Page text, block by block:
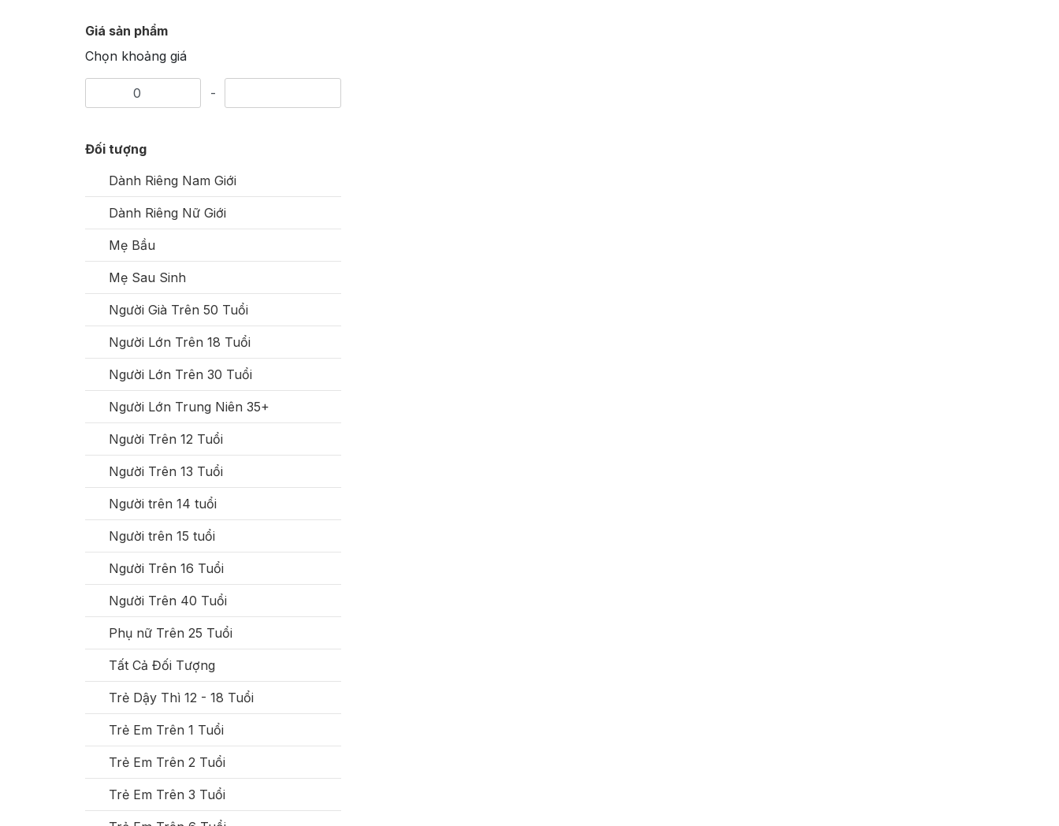
Giá sản phẩm
Chọn khoảng giá
-
Đối tượng
Dành Riêng Nam Giới
Dành Riêng Nữ Giới
Mẹ Bầu
Mẹ Sau Sinh
Người Già Trên 50 Tuổi
Người Lớn Trên 18 Tuổi
Người Lớn Trên 30 Tuổi
Người Lớn Trung Niên 35+
Người Trên 12 Tuổi
Người Trên 13 Tuổi
Người trên 14 tuổi
Người trên 15 tuổi
Người Trên 16 Tuổi
Người Trên 40 Tuổi
Phụ nữ Trên 25 Tuổi
Tất Cả Đối Tượng
Trẻ Dậy Thì 12 - 18 Tuổi
Trẻ Em Trên 1 Tuổi
Trẻ Em Trên 2 Tuổi
Trẻ Em Trên 3 Tuổi